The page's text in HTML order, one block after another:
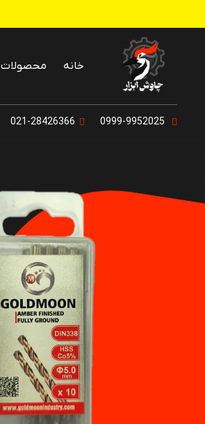
خانه محصولات
021-28426366